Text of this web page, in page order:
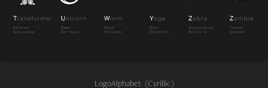
LogoAlphabet (Cyrillic)